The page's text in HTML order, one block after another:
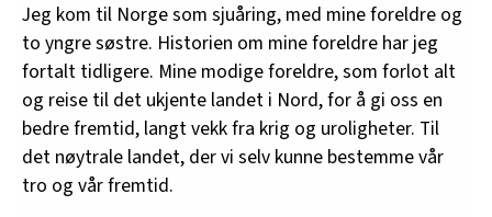
Jeg kom til Norge som sjuåring, med mine foreldre og
to yngre søstre. Historien om mine foreldre har jeg
fortalt tidligere. Mine modige foreldre, som forlot alt
og reise til det ukjente landet i Nord, for å gi oss en
bedre fremtid, langt vekk fra krig og uroligheter. Til
det nøytrale landet, der vi selv kunne bestemme vår
tro og vår fremtid.